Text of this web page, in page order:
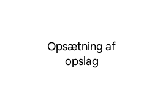
Opsætning af
opslag